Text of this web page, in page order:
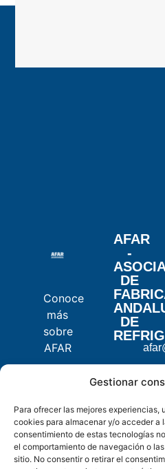
Gestionar
Para ofrecer las mejores
cookies para almacenar y/o acceder a
consentimiento de estas tecnologías
el comportamiento de navegación o
sitio. No consentir o retirar el
Conoce
más
sobre
AFAR
AFAR
-
DE
DE